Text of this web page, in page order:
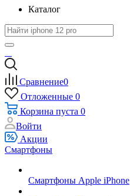
Каталог
Сравнение0
Отложенные 0
Корзина пуста 0
Войти
Акции
Смартфоны
Смартфоны Apple iPhone